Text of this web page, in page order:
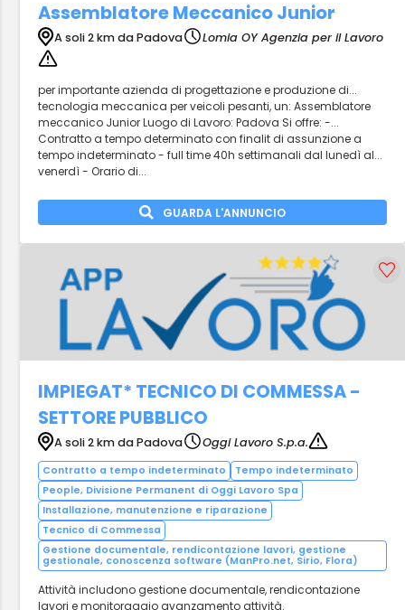
Assemblatore Meccanico Junior
A soli 2 km da Padova Lomia OY Agenzia per il Lavoro
per importante azienda di progettazione e produzione di...
tecnologia meccanica per veicoli pesanti, un: Assemblatore
meccanico Junior Luogo di Lavoro: Padova Si offre: -...
Contratto a tempo determinato con finalit di assunzione a
tempo indeterminato - full time 40h settimanali dal lunedì al...
venerdì - Orario di...
GUARDA L'ANNUNCIO
IMPIEGAT* TECNICO DI COMMESSA -
SETTORE PUBBLICO
A soli 2 km da Padova Oggi Lavoro S.p.a.
Contratto a tempo indeterminato
Tempo indeterminato
People, Divisione Permanent di Oggi Lavoro Spa
Installazione, manutenzione e riparazione
Tecnico di Commessa
Gestione documentale, rendicontazione lavori, gestione
gestionale, conoscenza software (ManPro.net, Sirio, Flora)
Attività includono gestione documentale, rendicontazione
lavori e monitoraggio avanzamento attività.